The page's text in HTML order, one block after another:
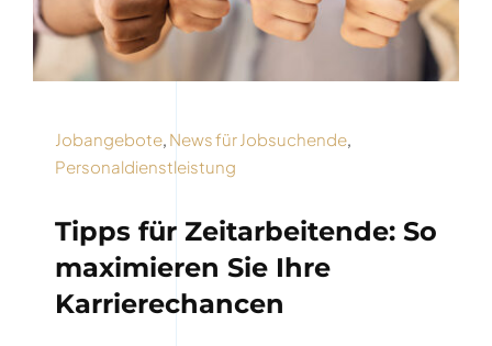
Jobangebote, News für Jobsuchende,
Personaldienstleistung
Tipps für Zeitarbeitende: So
maximieren Sie Ihre
Karrierechancen